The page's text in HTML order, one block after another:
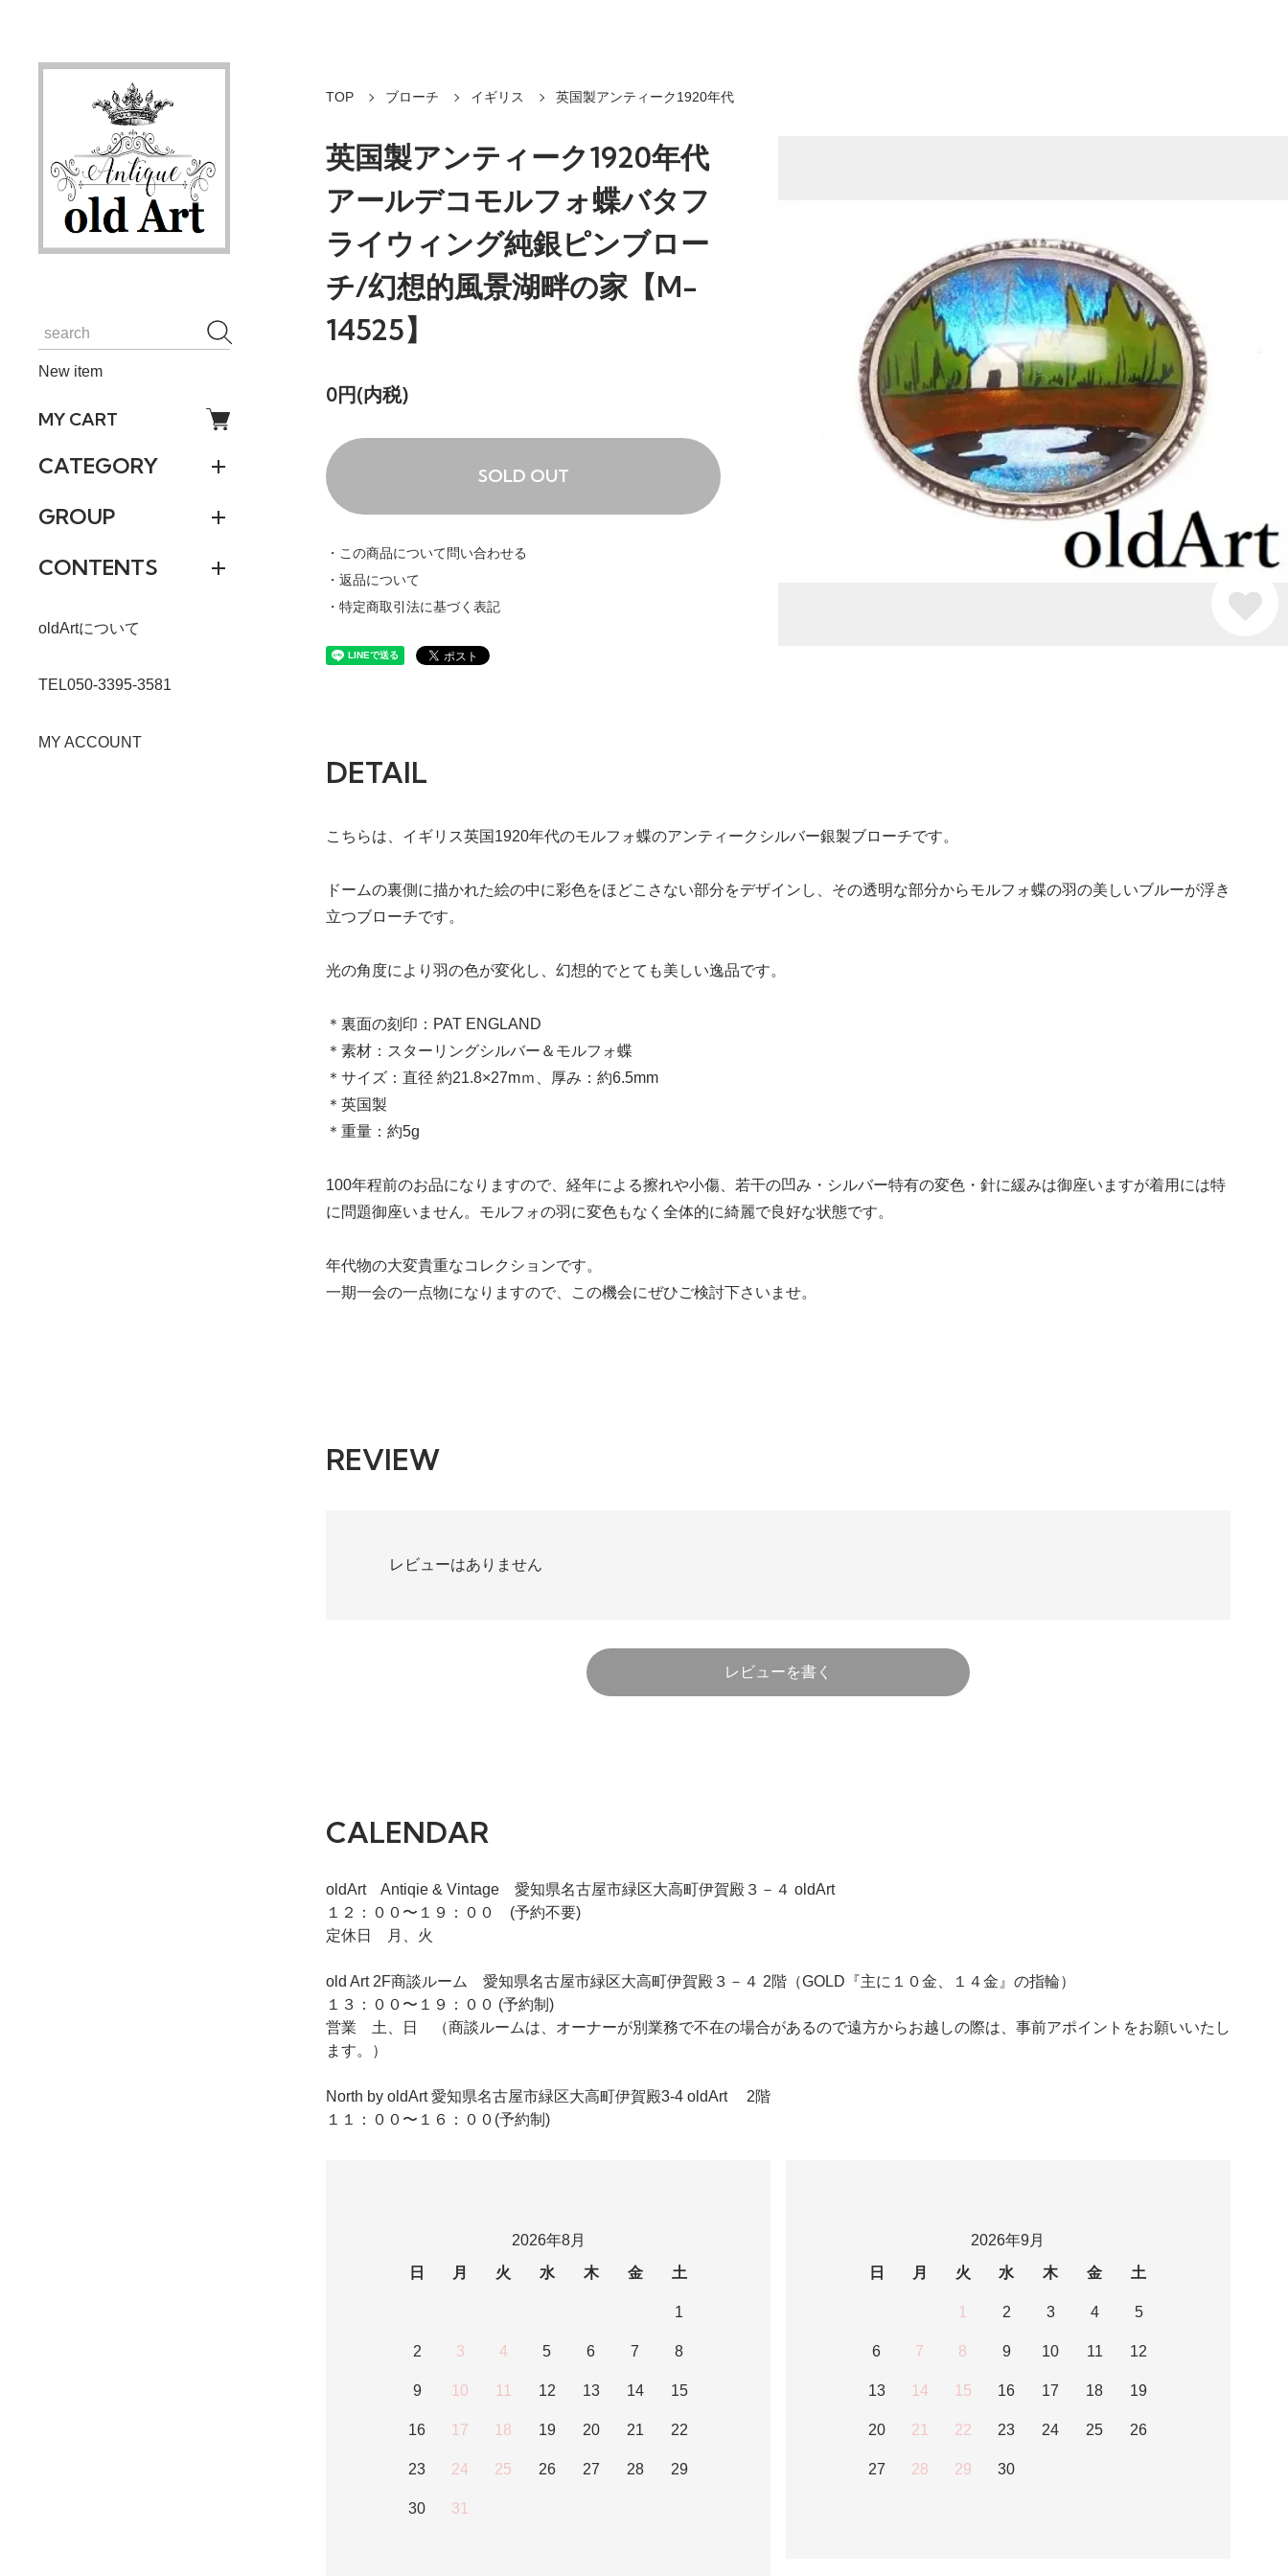
New item
MY CART
CATEGORY
GROUP
CONTENTS
oldArtについて
TEL050-3395-3581
MY ACCOUNT
TOP ブローチ イギリス 英国製アンティーク1920年代
英国製アンティーク1920年代
アールデコモルフォ蝶バタフ
ライウィング純銀ピンブロー
チ/幻想的風景湖畔の家【M-
14525】
0円(内税)
SOLD OUT
・この商品について問い合わせる
・返品について
・特定商取引法に基づく表記
DETAIL
こちらは、イギリス英国1920年代のモルフォ蝶のアンティークシルバー銀製ブローチです。
ドームの裏側に描かれた絵の中に彩色をほどこさない部分をデザインし、その透明な部分からモルフォ蝶の羽の美しいブルーが浮き
立つブローチです。
光の角度により羽の色が変化し、幻想的でとても美しい逸品です。
＊裏面の刻印：PAT ENGLAND
＊素材：スターリングシルバー＆モルフォ蝶
＊サイズ：直径 約21.8×27mｍ、厚み：約6.5mm
＊英国製
＊重量：約5g
100年程前のお品になりますので、経年による擦れや小傷、若干の凹み・シルバー特有の変色・針に緩みは御座いますが着用には特
に問題御座いません。モルフォの羽に変色もなく全体的に綺麗で良好な状態です。
年代物の大変貴重なコレクションです。
一期一会の一点物になりますので、この機会にぜひご検討下さいませ。
REVIEW
レビューはありません
レビューを書く
CALENDAR
oldArt Antiqie & Vintage 愛知県名古屋市緑区大高町伊賀殿３－４ oldArt
１２：００〜１９：００ (予約不要)
定休日 月、火
old Art 2F商談ルーム 愛知県名古屋市緑区大高町伊賀殿３－４ 2階（GOLD『主に１０金、１４金』の指輪）
１３：００〜１９：００ (予約制)
営業 土、日 （商談ルームは、オーナーが別業務で不在の場合があるので遠方からお越しの際は、事前アポイントをお願いいたし
ます。）
North by oldArt 愛知県名古屋市緑区大高町伊賀殿3-4 oldArt 2階
１１：００〜１６：００(予約制)
2026年8月
日
月 火 水 木 金 土
1
2 3 4 5 6 7 8
9 10 11 12 13 14 15
16 17 18 19 20 21 22
23 24 25 26 27 28 29
30 31
2026年9月
日
月 火 水 木 金 土
1 2 3 4 5
6 7 8 9 10 11 12
13 14 15 16 17 18 19
20 21 22 23 24 25 26
27 28 29 30